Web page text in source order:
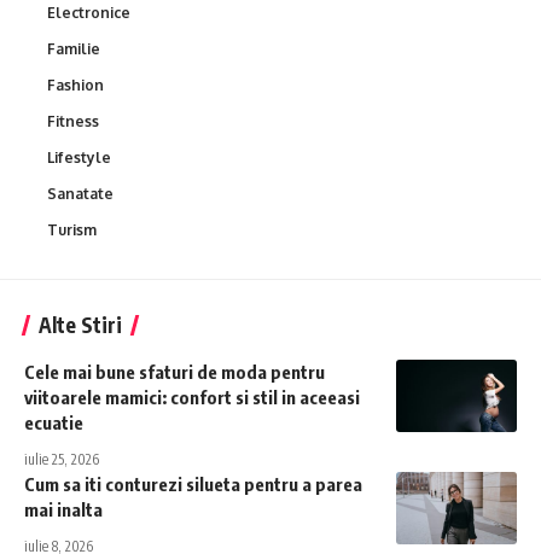
Electronice
Familie
Fashion
Fitness
Lifestyle
Sanatate
Turism
Alte Stiri
Cele mai bune sfaturi de moda pentru
viitoarele mamici: confort si stil in aceeasi
ecuatie
iulie 25, 2026
Cum sa iti conturezi silueta pentru a parea
mai inalta
iulie 8, 2026